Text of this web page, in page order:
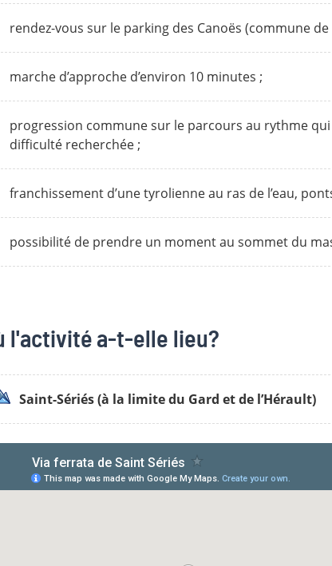
rendez-vous sur le parking des Canoës (commune de
marche d’approche d’environ 10 minutes ;
progression commune sur le parcours au rythme
difficulté recherchée ;
franchissement d’une tyrolienne au ras de l’eau,
possibilité de prendre un moment au sommet du
l'activité a-t-elle lieu?
Saint-Sériés (à la limite du Gard et de l’Hérault)